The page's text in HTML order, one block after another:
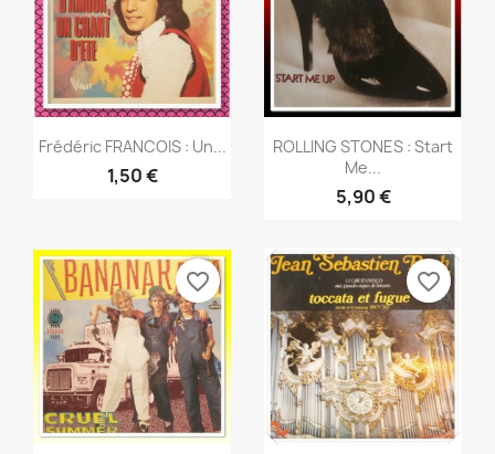
Aperçu rapide
Frédéric FRANCOIS : Un...
1,50 €
Aperçu rapide
ROLLING STONES : Start
Me...
5,90 €
favorite_border favorite_border